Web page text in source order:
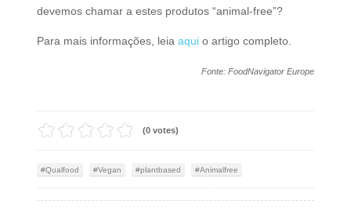
devemos chamar a estes produtos “animal-free”?
Para mais informações, leia aqui o artigo completo.
Fonte: FoodNavigator Europe
(0 votes)
Qualfood Vegan plantbased Animalfree